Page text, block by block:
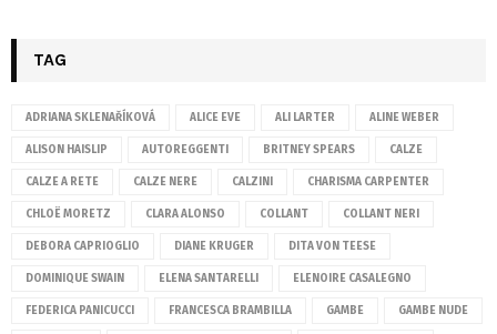
TAG
ADRIANA SKLENAŘÍKOVÁ ALICE EVE ALI LARTER ALINE WEBER
ALISON HAISLIP AUTOREGGENTI BRITNEY SPEARS CALZE
CALZE A RETE CALZE NERE CALZINI CHARISMA CARPENTER
CHLOË MORETZ CLARA ALONSO COLLANT COLLANT NERI
DEBORA CAPRIOGLIO DIANE KRUGER DITA VON TEESE
DOMINIQUE SWAIN ELENA SANTARELLI ELENOIRE CASALEGNO
FEDERICA PANICUCCI FRANCESCA BRAMBILLA GAMBE GAMBE NUDE